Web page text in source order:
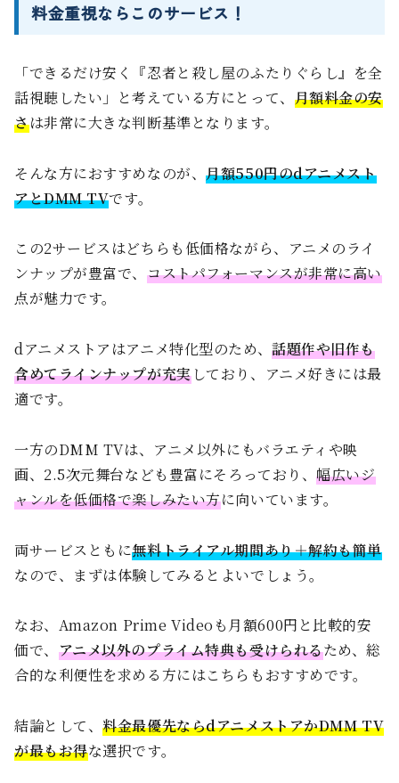
料金重視ならこのサービス！
「できるだけ安く『忍者と殺し屋のふたりぐらし』を全
話視聴したい」と考えている方にとって、 月額料金の安
さは非常に大きな判断基準となります。
そんな方におすすめなのが、月額550円のdアニメスト
アとDMM TVです。
この2サービスはどちらも低価格ながら、アニメのライ
ンナップが豊富で、コストパフォーマンスが非常に高い
点が魅力です。
dアニメストアはアニメ特化型のため、話題作や旧作も
含めてラインナップが充実しており、アニメ好きには最
適です。
一方のDMM TVは、アニメ以外にもバラエティや映
画、2.5次元舞台なども豊富にそろっており、幅広いジ
ャンルを低価格で楽しみたい方に向いています。
両サービスともに無料トライアル期間あり＋解約も簡単
なので、まずは体験してみるとよいでしょう。
なお、Amazon Prime Videoも月額600円と比較的安
価で、 アニメ以外のプライム特典も受けられるため、総
合的な利便性を求める方にはこちらもおすすめです。
結論として、料金最優先ならdアニメストアかDMM TV
が最もお得な選択です。